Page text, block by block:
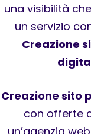
una visibilità
un servizio
Creazione
Creazione sito
con offerte